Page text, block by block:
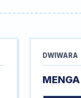
DWIWARA
MENGA